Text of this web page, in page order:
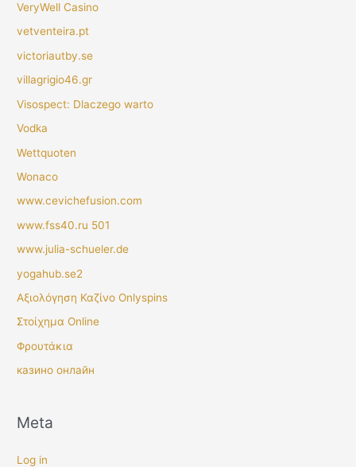
VeryWell Casino
vetventeira.pt
victoriautby.se
villagrigio46.gr
Visospect: Dlaczego warto
Vodka
Wettquoten
Wonaco
www.cevichefusion.com
www.fss40.ru 501
www.julia-schueler.de
yogahub.se2
Αξιολόγηση Καζίνο Onlyspins
Στοίχημα Online
Φρουτάκια
казино онлайн
Meta
Log in